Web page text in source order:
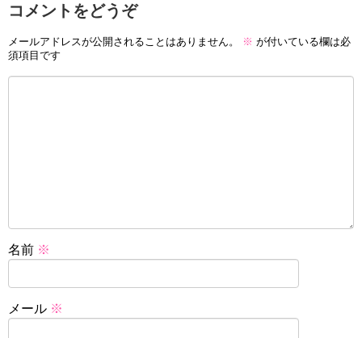
コメントをどうぞ
メールアドレスが公開されることはありません。 ※ が付いている欄は必
須項目です
名前 ※
メール ※